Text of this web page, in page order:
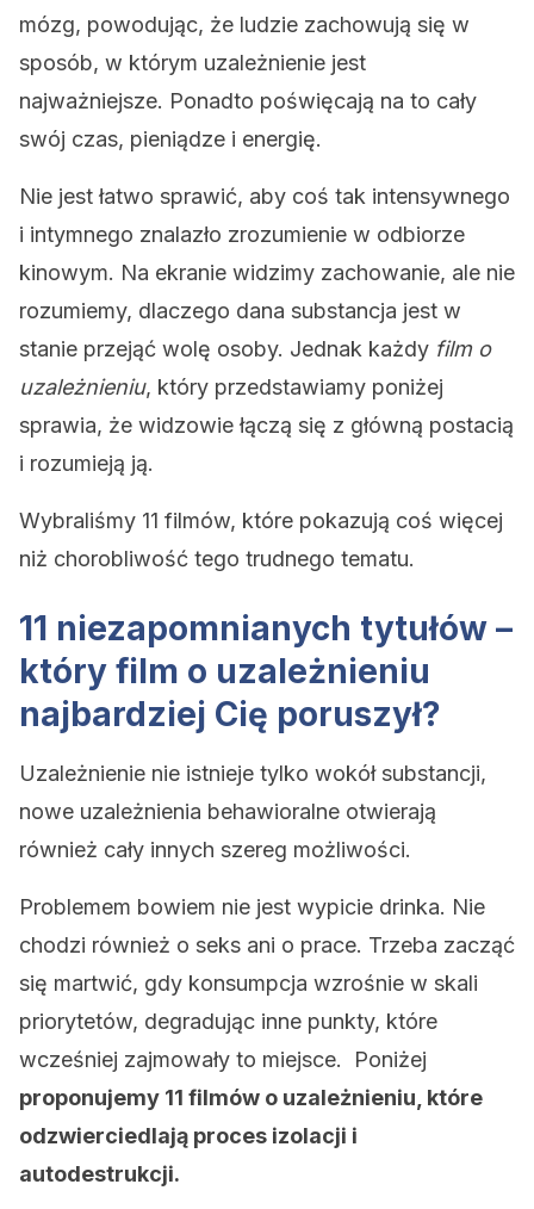
mózg, powodując, że ludzie zachowują się w
sposób, w którym uzależnienie jest
najważniejsze. Ponadto poświęcają na to cały
swój czas, pieniądze i energię.
Nie jest łatwo sprawić, aby coś tak intensywnego
i intymnego znalazło zrozumienie w odbiorze
kinowym. Na ekranie widzimy zachowanie, ale nie
rozumiemy, dlaczego dana substancja jest w
stanie przejąć wolę osoby. Jednak każdy film o
uzależnieniu, który przedstawiamy poniżej
sprawia, że widzowie łączą się z główną postacią
i rozumieją ją.
Wybraliśmy 11 filmów, które pokazują coś więcej
niż chorobliwość tego trudnego tematu.
11 niezapomnianych tytułów –
który film o uzależnieniu
najbardziej Cię poruszył?
Uzależnienie nie istnieje tylko wokół substancji,
nowe uzależnienia behawioralne otwierają
również cały innych szereg możliwości.
Problemem bowiem nie jest wypicie drinka. Nie
chodzi również o seks ani o prace. Trzeba zacząć
się martwić, gdy konsumpcja wzrośnie w skali
priorytetów, degradując inne punkty, które
wcześniej zajmowały to miejsce. Poniżej
proponujemy 11 filmów o uzależnieniu, które
odzwierciedlają proces izolacji i
autodestrukcji.